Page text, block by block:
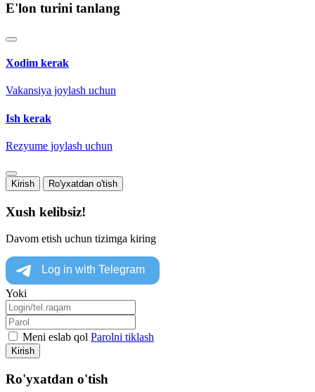
E'lon turini tanlang
Xodim kerak
Vakansiya joylash uchun
Ish kerak
Rezyume joylash uchun
Kirish Ro'yxatdan o'tish
Xush kelibsiz!
Davom etish uchun tizimga kiring
Yoki
Meni eslab qol Parolni tiklash
Kirish
Ro'yxatdan o'tish